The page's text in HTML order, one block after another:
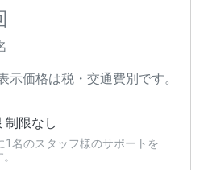
示価格は税・交通費別です。
制限なし
名のスタッフ様のサポートを